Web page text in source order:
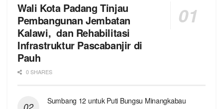
Wali Kota Padang Tinjau
Pembangunan Jembatan
Kalawi, dan Rehabilitasi
Infrastruktur Pascabanjir di
Pauh
0 SHARES
Sumbang 12 untuk Puti Bungsu Minangkabau